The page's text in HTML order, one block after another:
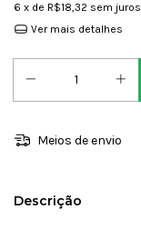
6 x de R$18,32 sem juros
Ver mais detalhes
Meios de envio
Descrição